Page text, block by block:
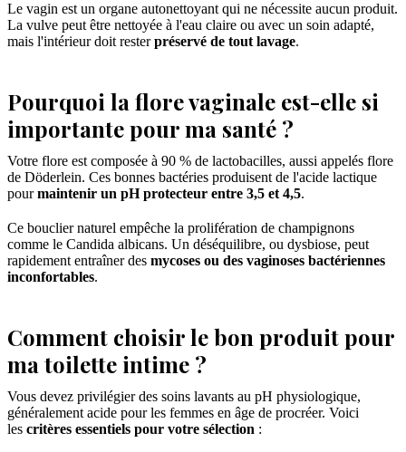
Le vagin est un organe autonettoyant qui ne nécessite aucun produit.
La vulve peut être nettoyée à l'eau claire ou avec un soin adapté,
mais l'intérieur doit resterpréservé de tout lavage.
Pourquoi la flore vaginale est-elle si
importante pour ma santé ?
Votre flore est composée à 90 % de lactobacilles, aussi appelés flore
de Döderlein. Ces bonnes bactéries produisent de l'acide lactique
pourmaintenir un pH protecteur entre 3,5 et 4,5.
Ce bouclier naturel empêche la prolifération de champignons
comme le Candida albicans. Un déséquilibre, ou dysbiose, peut
rapidement entraîner des mycoses ou des vaginoses bactériennes
inconfortables.
Comment choisir le bon produit pour
ma toilette intime ?
Vous devez privilégier des soins lavants au pH physiologique,
généralement acide pour les femmes en âge de procréer. Voici
les critères essentiels pour votre sélection :